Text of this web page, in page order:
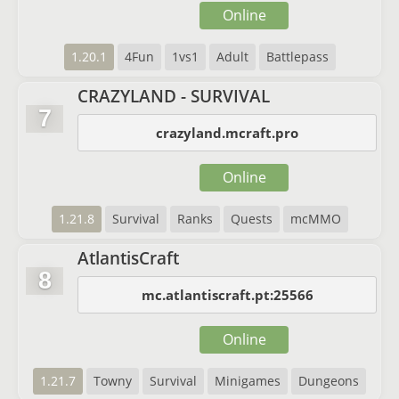
1.20.1 4Fun 1vs1 Adult Battlepass
Online
7
CRAZYLAND - SURVIVAL
crazyland.mcraft.pro
1.21.8 Survival Ranks Quests mcMMO
Online
8
AtlantisCraft
mc.atlantiscraft.pt:25566
1.21.7 Towny Survival Minigames Dungeons
Online